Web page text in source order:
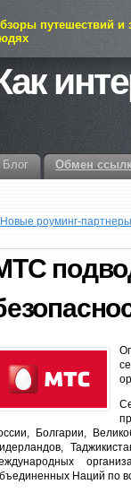
путешествий и
Блог Обмен
Новые роуминг-
Болгарии,
Наций по